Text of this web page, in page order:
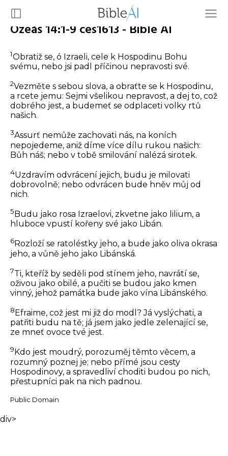
Ozeáš 14:1-9 ces1613 - Bible AI
1Obratiž se, ó Izraeli, cele k Hospodinu Bohu
svému, nebo jsi padl příčinou nepravosti své.
2Vezměte s sebou slova, a obraťte se k Hospodinu,
a rcete jemu: Sejmi všelikou nepravost, a dej to, což
dobrého jest, a budemeť se odplaceti volky rtů
našich.
3Assurť nemůže zachovati nás, na koních
nepojedeme, aniž díme více dílu rukou našich:
Bůh náš; nebo v tobě smilování nalézá sirotek.
4Uzdravím odvrácení jejich, budu je milovati
dobrovolně; nebo odvrácen bude hněv můj od
nich.
5 Budu jako rosa Izraelovi, zkvetne jako lilium, a
hluboce vpustí kořeny své jako Libán.
6Rozloží se ratoléstky jeho, a bude jako oliva okrasa
jeho, a vůně jeho jako Libánská.
7Ti, kteříž by seděli pod stínem jeho, navrátí se,
oživou jako obilé, a pučiti se budou jako kmen
vinný, jehož památka bude jako vína Libánského.
8 Efraime, což jest mi již do modl? Já vyslýchati, a
patřiti budu na tě; já jsem jako jedle zelenající se,
ze mneť ovoce tvé jest.
9 Kdo jest moudrý, porozuměj těmto věcem, a
rozumný poznej je; nebo přímé jsou cesty
Hospodinovy, a spravedliví choditi budou po nich,
přestupníci pak na nich padnou.
Public Domain
div>